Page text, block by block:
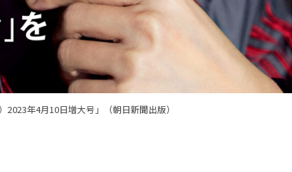
2023年4月10日増大号」（朝日新聞出版）